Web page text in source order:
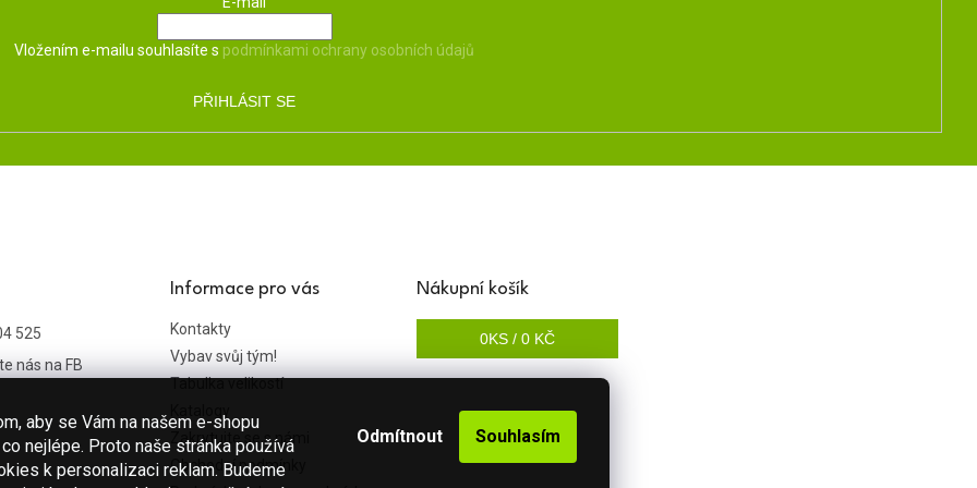
aby se Vám na našem e-shopu
nejlépe. Proto naše stránka používá
k personalizaci reklam. Budeme
Odmítnout Souhlasím
Vložením e-mailu souhlasíte s podmínkami ochrany osobních údajů
PŘIHLÁSIT SE
525
nás na FB
Informace pro vás
Kontakty
Vybav svůj tým!
Tabulka velikostí
Katalogy
Zakrytujte se s námi
Obchodní podmínky
Nákupní košík
0KS / 0 KČ